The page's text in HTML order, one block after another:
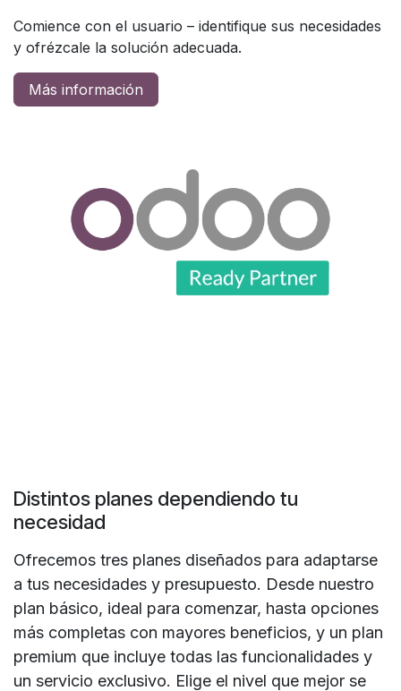
Comience con el usuario – identifique sus necesidades
y ofrézcale la solución adecuada.
Más información
Distintos planes dependiendo tu
necesidad
Ofrecemos tres planes diseñados para adaptarse
a tus necesidades y presupuesto. Desde nuestro
plan básico, ideal para comenzar, hasta opciones
más completas con mayores beneficios, y un plan
premium que incluye todas las funcionalidades y
un servicio exclusivo. Elige el nivel que mejor se